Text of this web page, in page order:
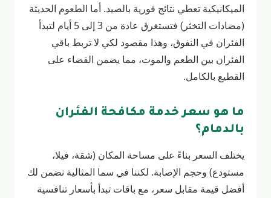
الميكانيكية تعطي نتائج فورية بالصيد. أما الطعوم الحديثة
(مضادات التخثر) فتستغرق عادة من 3 إلى 5 أيام لتبدأ
الفئران في النفوق، وهذا مقصود لكي لا تربط باقي
الفئران بين الطعم والموت، مما يضمن القضاء على
القطيع بالكامل.
ما هو سعر خدمة مكافحة الفئران
بالدمام؟
يختلف السعر بناءً على مساحة المكان (شقة، فيلا،
مستودع) وحجم الإصابة. لكننا في سما المثالية نضمن لك
أفضل قيمة مقابل سعر، مع باقات تبدأ بأسعار تنافسية